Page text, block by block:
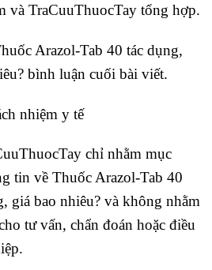
và TraCuuThuocTay tổng hợp.
Arazol-Tab 40 tác dụng,
bình luận cuối bài viết.
nhiệm y tế
chỉ nhằm mục
tin về Thuốc Arazol-Tab 40
giá bao nhiêu? và không nhằm
tư vấn, chẩn đoán hoặc điều